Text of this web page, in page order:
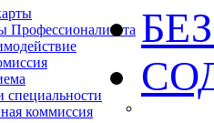
Профессионалитета
специальности
коммиссия